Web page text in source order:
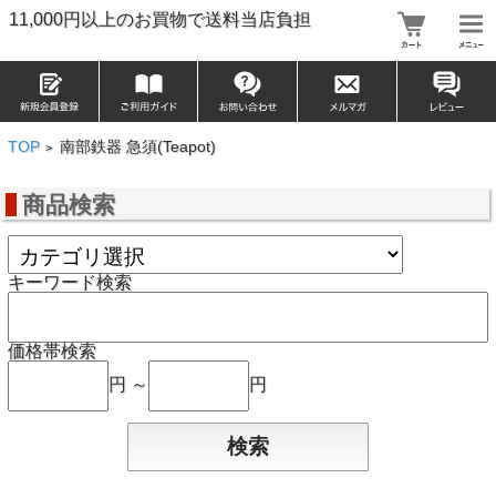
11,000円以上のお買物で送料当店負担
TOP > 南部鉄器 急須(Teapot)
商品検索
キーワード検索
価格帯検索
円 ～
円